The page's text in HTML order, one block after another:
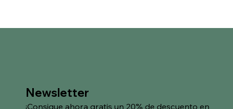
Newsletter
¡Consigue ahora gratis un 20% de descuento en